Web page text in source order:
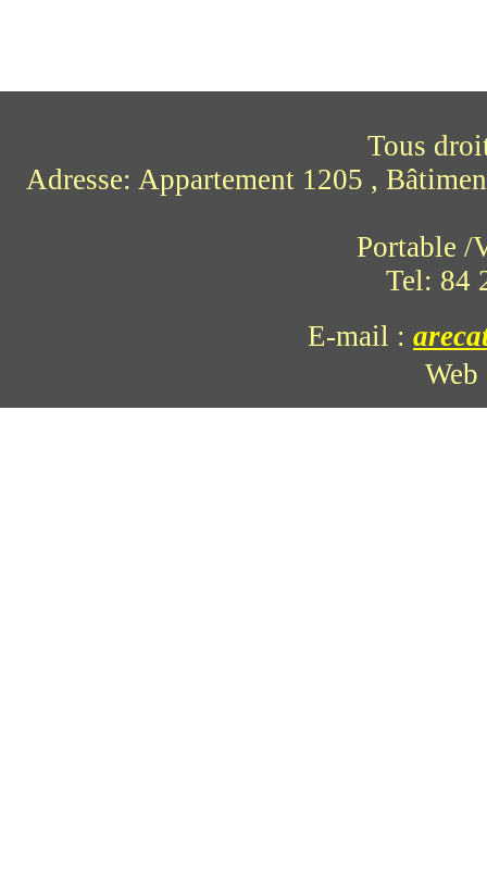
Tous
Adresse: Appartement 1205 ,
Portable /
Tel: 84
E-mail :